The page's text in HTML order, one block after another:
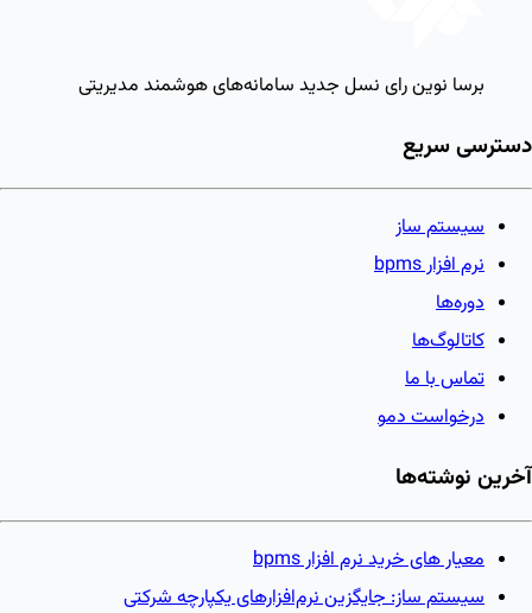
برسا نوین رای نسل جدید سامانه‌های هوشمند مدیریتی
دسترسی سریع
سیستم ساز
نرم افزار bpms
دوره‌ها
کاتالوگ‌ها
تماس با ما
درخواست دمو
آخرین نوشته‌ها
معیار های خرید نرم افزار bpms
سیستم ساز: جایگزین نرم‌افزارهای یکپارچه شرکتی